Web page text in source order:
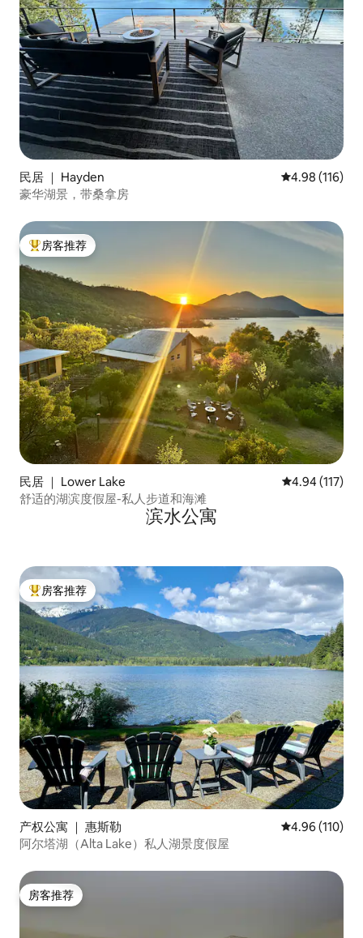
民居 ｜ Hayden 平均评分 4.98
4.98 (116)
豪华湖景，带桑拿房
热门「房客推荐」
房客推荐
民居 ｜ Lower Lake 平均评分 4.94
4.94 (117)
舒适的湖滨度假屋-私人步道和海滩
滨水公寓
热门「房客推荐」
房客推荐
产权公寓 ｜ 惠斯勒 平均评分 4.96
4.96 (110)
阿尔塔湖（Alta Lake）私人湖景度假屋
房客推荐
房客推荐